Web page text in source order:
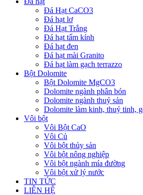
Đá Hạt CaCO3
Đá hạt lơ
Đá Hạt Trắng
Đá hạt tấm kính
Đá hạt đen
Đá hạt mài Granito
Đá hạt làm gạch terrazzo
Bột Dolomite
Bột Dolomite MgCO3
Dolomite ngành phân bón
Dolomite ngành thuỷ sản
Dolomite làm kinh, thuỷ tinh,
Vôi bột
Vôi Bột CaO
Vôi Củ
Vôi bột thủy sản
Vôi bột nông nghiệp
Vôi bột ngành mía đường
Vôi bột xử lý nước
TIN TỨC
LIÊN HỆ